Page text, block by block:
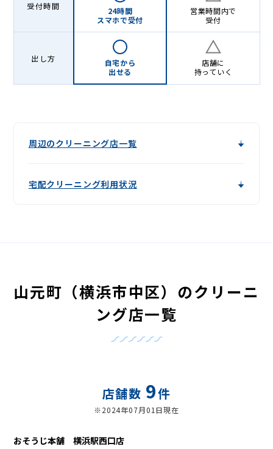
受付時間
24時間
スマホで受付
営業時間内で
受付
出し方
自宅から
出せる
店舗に
持っていく
周辺のクリーニング店一覧
宅配クリーニング利用状況
山元町（横浜市中区）のクリーニ
ング店一覧
店舗数 9件
※2024年07月01日現在
おそうじ本舗 横浜駅西口店